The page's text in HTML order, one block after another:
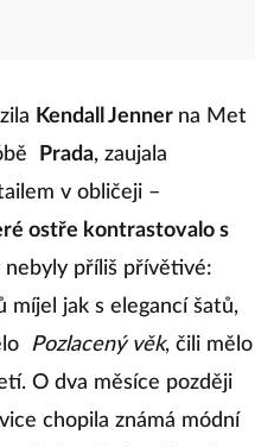
Kendall Jenner na Met
Prada, zaujala
v obličeji –
ostře kontrastovalo s
nebyly příliš přívětivé:
jak s elegancí šatů,
Pozlacený věk, čili mělo
O dva měsíce později
chopila známá módní